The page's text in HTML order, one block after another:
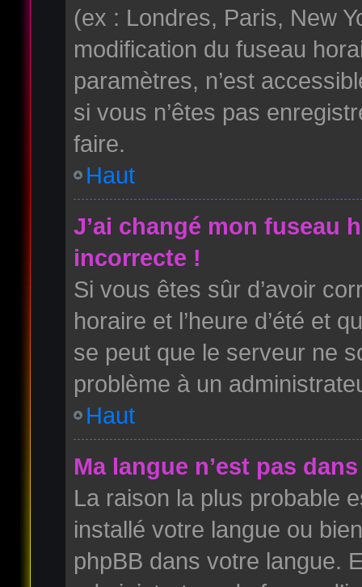
(ex : Londres, Paris, New
modification du fuseau
paramètres, n’est
si vous n’êtes pas
faire.
Haut
J’ai changé mon fuseau
incorrecte !
Si vous êtes sûr d’avoir
horaire et l’heure d’été et
se peut que le serveur ne
problème à un
Haut
Ma langue n’est pas
La raison la plus probable
installé votre langue ou
phpBB dans votre langue.